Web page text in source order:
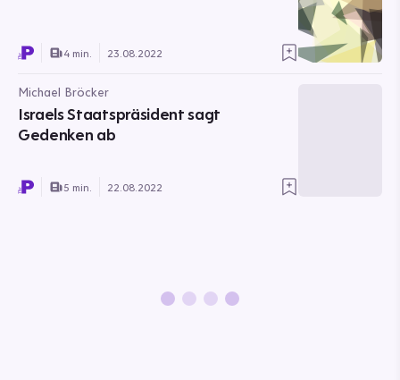
4 min. 23.08.2022
Michael Bröcker
Israels Staatspräsident sagt
Gedenken ab
5 min. 22.08.2022